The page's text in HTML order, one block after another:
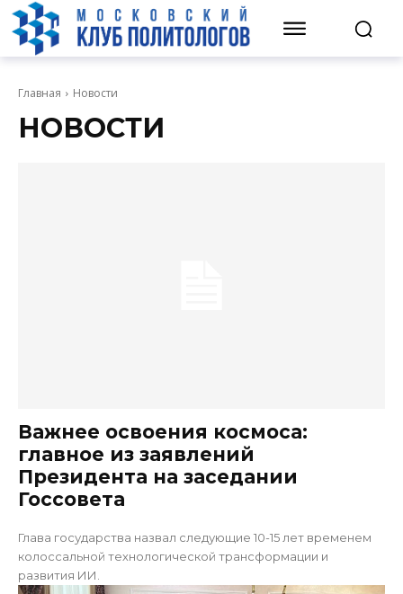
Главная Новости
НОВОСТИ
Важнее освоения космоса:
главное из заявлений
Президента на заседании
Госсовета
Глава государства назвал следующие 10-15 лет временем
колоссальной технологической трансформации и
развития ИИ.